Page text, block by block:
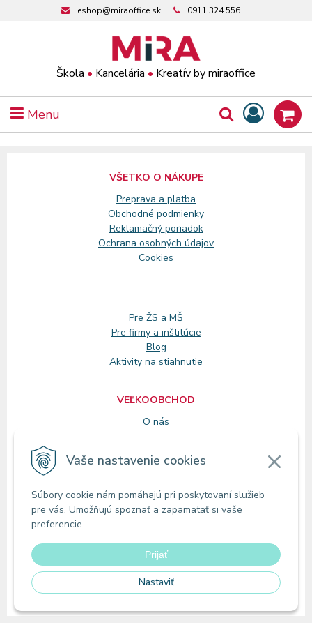
Vaše nastavenie cookies
Súbory cookie nám pomáhajú pri poskytovaní služieb
pre vás. Umožňujú spoznať a zapamätať si vaše
preferencie.
Prijať
Nastaviť
Škola • Kancelária • Kreatív by miraoffice
eshop@miraoffice.sk 0911 324 556
Menu
VŠETKO O NÁKUPE
Preprava a platba
Obchodné podmienky
Reklamačný poriadok
Ochrana osobných údajov
Cookies
Pre ŽS a MŠ
Pre firmy a inštitúcie
Blog
Aktivity na stiahnutie
VEĽKOOBCHOD
O nás
Zákaznícke oddelenie
Predajne
© 2026 MIRAoffice | Online papiernictvo •tvorba eshopu cez UNIobchod